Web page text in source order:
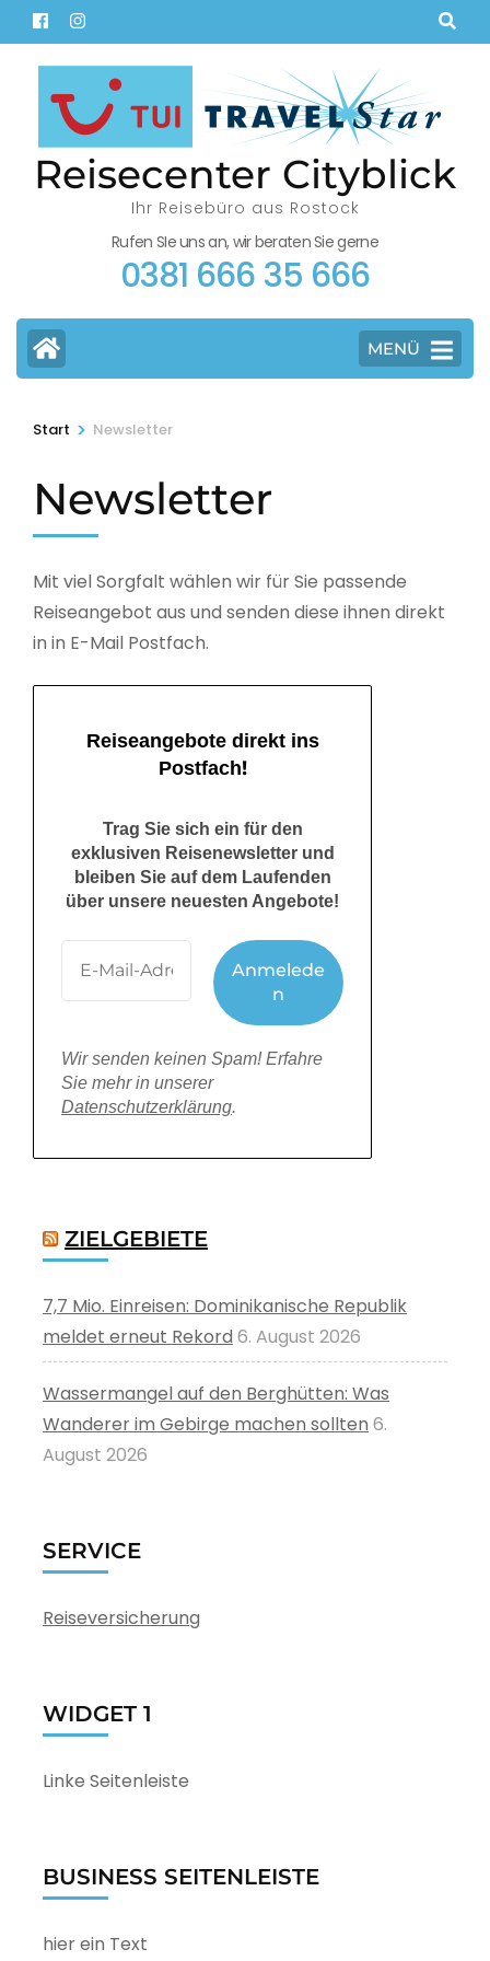
Zum
Inhalt
(Eingabetaste
drücken)
Reisecenter Cityblick
Ihr Reisebüro aus Rostock
Rufen SIe uns an, wir beraten Sie gerne
0381 666 35 666
MENÜ
Start > Newsletter
Newsletter
Mit viel Sorgfalt wählen wir für Sie passende
Reiseangebot aus und senden diese ihnen direkt
in in E-Mail Postfach.
Reiseangebote direkt ins
Postfach!
Trag Sie sich ein für den
exklusiven Reisenewsletter und
bleiben Sie auf dem Laufenden
über unsere neuesten Angebote!
Wir senden keinen Spam! Erfahre
Sie mehr in unserer
Datenschutzerklärung.
ZIELGEBIETE
7,7 Mio. Einreisen: Dominikanische Republik
meldet erneut Rekord 6. August 2026
Wassermangel auf den Berghütten: Was
Wanderer im Gebirge machen sollten 6.
August 2026
SERVICE
Reiseversicherung
WIDGET 1
Linke Seitenleiste
BUSINESS SEITENLEISTE
hier ein Text